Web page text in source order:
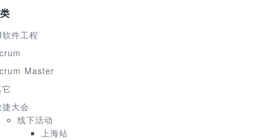
件工程
Master
捷大会
线下活动
上海站